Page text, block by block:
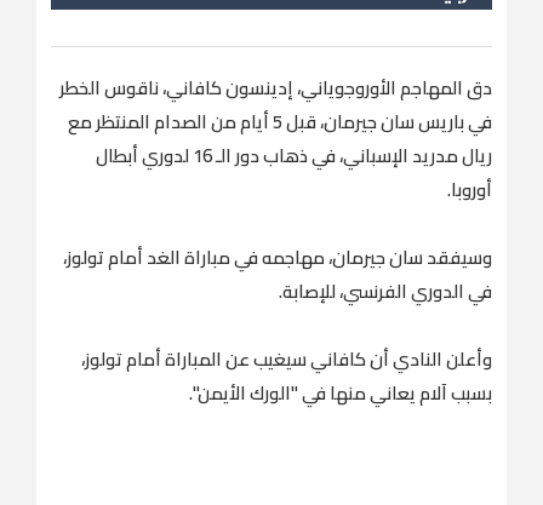
دق المهاجم الأوروجوياني، إدينسون كافاني، ناقوس الخطر
في باريس سان جيرمان، قبل 5 أيام من الصدام المنتظر مع
ريال مدريد الإسباني، في ذهاب دور الـ 16 لدوري أبطال
أوروبا.
وسيفقد سان جيرمان، مهاجمه في مباراة الغد أمام تولوز،
في الدوري الفرنسي، للإصابة.
وأعلن النادي أن كافاني سيغيب عن المباراة أمام تولوز،
بسبب آلام يعاني منها في "الورك الأيمن".